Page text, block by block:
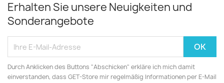
Erhalten Sie unsere Neuigkeiten und
Sonderangebote
Durch Anklicken des Buttons "Abschicken" erkläre ich mich damit
einverstanden, dass GET-Store mir regelmäßig Informationen per E-Mail